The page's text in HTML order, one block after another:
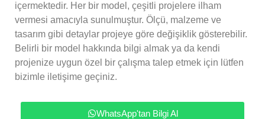
içermektedir. Her bir model, çeşitli projelere ilham
vermesi amacıyla sunulmuştur. Ölçü, malzeme ve
tasarım gibi detaylar projeye göre değişiklik gösterebilir.
Belirli bir model hakkında bilgi almak ya da kendi
projenize uygun özel bir çalışma talep etmek için lütfen
bizimle iletişime geçiniz.
WhatsApp'tan Bilgi Al